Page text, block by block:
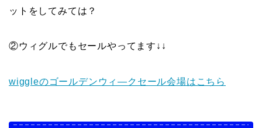
ットをしてみては？
②ウィグルでもセールやってます↓↓
wiggleのゴールデンウィ―クセール会場はこちら